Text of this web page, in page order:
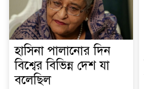
হাসিনা পালানোর দিন
বিশ্বের বিভিন্ন দেশ যা
বলেছিল